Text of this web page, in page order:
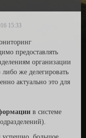
15:33
предоставлять
организации
же делегировать
актуально это для
в системе